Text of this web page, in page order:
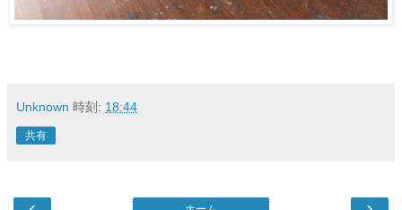
Unknown 時刻: 18:44
共有